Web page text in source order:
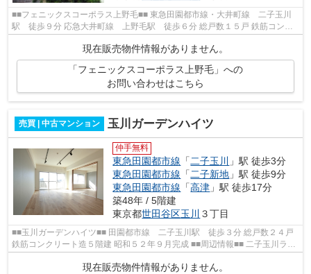
■■フェニックスコーポラス上野毛■■ 東急田園都市線・大井町線 二子玉川
駅 徒歩９分 応急大井町線 上野毛駅 徒歩６分 総戸数１５戸 鉄筋コンク
リート造地下１階地上５階建 昭和５...
現在販売物件情報がありません。
「フェニックスコーポラス上野毛」への
お問い合わせはこちら
売買 | 中古マンション 玉川ガーデンハイツ
仲手無料
東急田園都市線 「 二子玉川
」駅 徒歩3分
東急田園都市線 「 二子新地 」駅 徒歩9分
東急田園都市線 「高津 」駅 徒歩17分
築48年 / 5階建
東京都世田谷区玉川 ３丁目
■■玉川ガーデンハイツ■■ 田園都市線 二子玉川駅 徒歩３分 総戸数２４戸
鉄筋コンクリート造５階建 昭和５２年９月完成 ■■周辺情報■■ 二子玉川ライ
現在販売物件情報がありません。